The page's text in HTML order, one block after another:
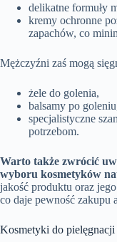
delikatne formuły
kremy ochronne
zapachów, co
Mężczyźni zaś mogą
żele do golenia,
balsamy po
specjalistyczne
potrzebom.
Warto także zwrócić
wyboru kosmetyków
jakość produktu oraz
co daje pewność zakupu
Kosmetyki do